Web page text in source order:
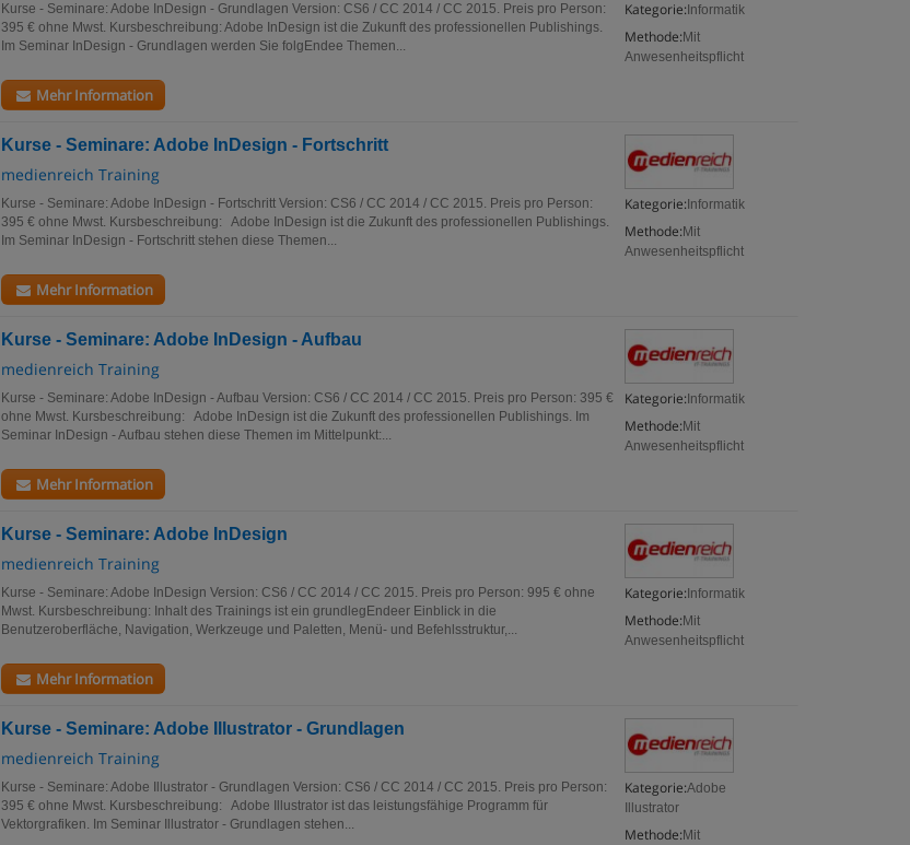
Kategorie: Informatik
Methode: Mit
Anwesenheitspflicht
Kurse - Seminare: Adobe InDesign - Grundlagen Version: CS6 / CC 2014 / CC 2015. Preis pro Person:
395 € ohne Mwst. Kursbeschreibung: Adobe InDesign ist die Zukunft des professionellen Publishings.
Im Seminar InDesign - Grundlagen werden Sie folgEndee Themen...
Mehr Information
Kurse - Seminare: Adobe InDesign - Fortschritt
medienreich Training
Kategorie: Informatik
Methode: Mit
Anwesenheitspflicht
Kurse - Seminare: Adobe InDesign - Fortschritt Version: CS6 / CC 2014 / CC 2015. Preis pro Person:
395 € ohne Mwst. Kursbeschreibung: Adobe InDesign ist die Zukunft des professionellen Publishings.
Im Seminar InDesign - Fortschritt stehen diese Themen...
Mehr Information
Kurse - Seminare: Adobe InDesign - Aufbau
medienreich Training
Kategorie: Informatik
Methode: Mit
Anwesenheitspflicht
Kurse - Seminare: Adobe InDesign - Aufbau Version: CS6 / CC 2014 / CC 2015. Preis pro Person: 395 €
ohne Mwst. Kursbeschreibung: Adobe InDesign ist die Zukunft des professionellen Publishings. Im
Seminar InDesign - Aufbau stehen diese Themen im Mittelpunkt:...
Mehr Information
Kurse - Seminare: Adobe InDesign
medienreich Training
Kategorie: Informatik
Methode: Mit
Anwesenheitspflicht
Kurse - Seminare: Adobe InDesign Version: CS6 / CC 2014 / CC 2015. Preis pro Person: 995 € ohne
Mwst. Kursbeschreibung: Inhalt des Trainings ist ein grundlegEndeer Einblick in die
Benutzeroberfläche, Navigation, Werkzeuge und Paletten, Menü- und Befehlsstruktur,...
Mehr Information
Kurse - Seminare: Adobe Illustrator - Grundlagen
medienreich Training
Kategorie:Adobe
Illustrator
Methode: Mit
Kurse - Seminare: Adobe Illustrator - Grundlagen Version: CS6 / CC 2014 / CC 2015. Preis pro Person:
395 € ohne Mwst. Kursbeschreibung: Adobe Illustrator ist das leistungsfähige Programm für
Vektorgrafiken. Im Seminar Illustrator - Grundlagen stehen...